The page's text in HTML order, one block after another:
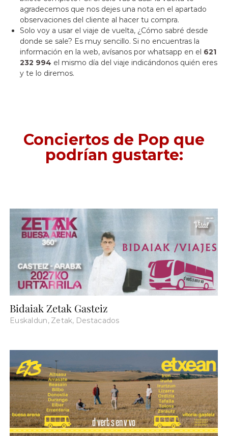
agradecemos que nos dejes una nota en el apartado
observaciones del cliente al hacer tu compra.
Solo voy a usar el viaje de vuelta, ¿Cómo sabré desde
donde se sale? Es muy sencillo. Si no encuentras la
información en la web, avísanos por whatsapp en el 621
232 994 el mismo día del viaje indicándonos quién eres
y te lo diremos.
Conciertos de Pop que
podrían gustarte:
Bidaiak Zetak Gasteiz
Euskaldun, Zetak, Destacados